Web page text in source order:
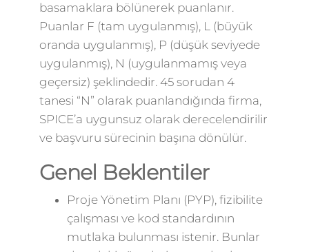
basamaklara bölünerek puanlanır.
Puanlar F (tam uygulanmış), L (büyük
oranda uygulanmış), P (düşük seviyede
uygulanmış), N (uygulanmamış veya
geçersiz) şeklindedir. 45 sorudan 4
tanesi “N” olarak puanlandığında firma,
SPICE’a uygunsuz olarak derecelendirilir
ve başvuru sürecinin başına dönülür.
Genel Beklentiler
Proje Yönetim Planı (PYP), fizibilite
çalışması ve kod standardının
mutlaka bulunması istenir. Bunlar